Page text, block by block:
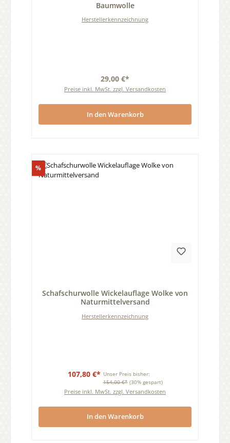
Baumwolle
Herstellerkennzeichnung
29,00 €*
Preise inkl. MwSt. zzgl. Versandkosten
In den Warenkorb
%Rabatt
Schafschurwolle Wickelauflage Wolke von
Naturmittelversand
Herstellerkennzeichnung
107,80 €* Unser Preis bisher:
154,00 €* (30% gespart)
Preise inkl. MwSt. zzgl. Versandkosten
In den Warenkorb